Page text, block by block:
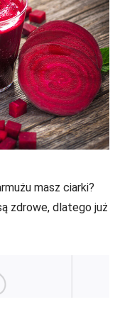
masz ciarki?
zdrowe, dlatego już